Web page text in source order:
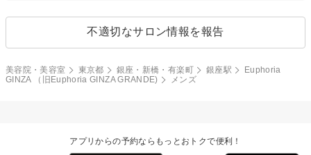
不適切なサロン情報を報告
美容院・美容室 東京都 銀座・新橋・有楽町 銀座駅
Euphoria
GINZA （旧Euphoria GINZA GRANDE)
メンズ
アプリからの予約ならもっとおトクで便利！